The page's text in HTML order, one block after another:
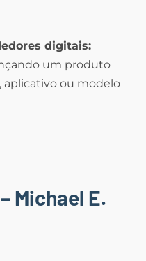
digitais:
um produto
aplicativo ou modelo
Michael E.